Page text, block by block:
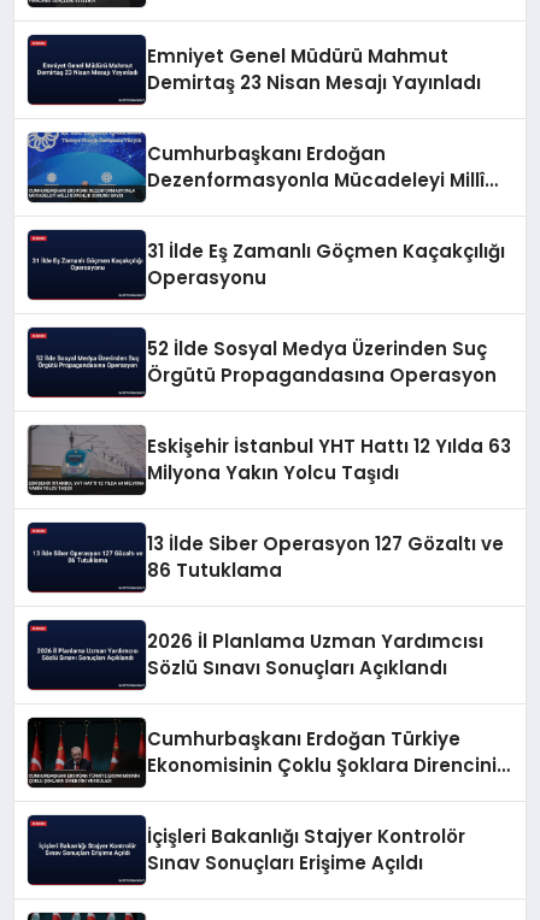
Emniyet Genel Müdürü Mahmut
Demirtaş 23 Nisan Mesajı Yayınladı
Cumhurbaşkanı Erdoğan
Dezenformasyonla Mücadeleyi Millî
31 İlde Eş Zamanlı Göçmen Kaçakçılığı
Operasyonu
52 İlde Sosyal Medya Üzerinden Suç
Örgütü Propagandasına Operasyon
Eskişehir İstanbul YHT Hattı 12 Yılda 63
Milyona Yakın Yolcu Taşıdı
13 İlde Siber Operasyon 127 Gözaltı ve
86 Tutuklama
2026 İl Planlama Uzman Yardımcısı
Sözlü Sınavı Sonuçları Açıklandı
Cumhurbaşkanı Erdoğan Türkiye
Ekonomisinin Çoklu Şoklara Direncini
İçişleri Bakanlığı Stajyer Kontrolör
Sınav Sonuçları Erişime Açıldı